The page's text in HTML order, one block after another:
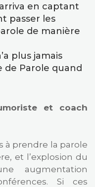
en captant
passer les
de manière
plus jamais
de Parole quand
et coach
à prendre la parole
et l’explosion du
augmentation
Si ces